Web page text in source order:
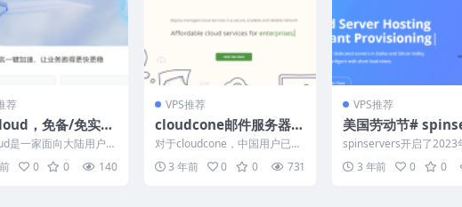
荐
，免备/免实/
，大陆节点免
决移动屏蔽，死扛
是一家面向大陆用户群
的CDN提供商，核心
免备案（...
0 0 140
VPS推荐
cloudcone邮件服务器半
价：5美元/年起，每月可
发500-3000封邮件，支
持支付宝/Paypal
对于cloudcone，中国用户已经
很熟悉了，基本上都用过cloudc
one的便...
3 年前 0 0 731
VPS推荐
美国劳动节#
rs：独立服务器3.3
$199/月，2*45-
4/768G内存/
spinservers开启了2023
劳动节特别促销活动：美
斯机房，超...
3 年前 0 0